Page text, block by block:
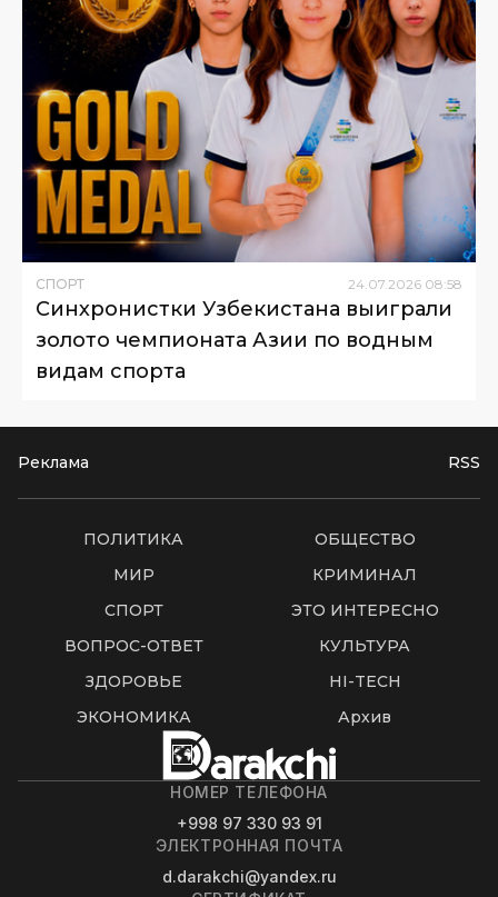
СПОРТ 24 07 2026 08:58
Синхронистки Узбекистана выиграли
золото чемпионата Азии по водным
видам спорта
Реклама RSS
ПОЛИТИКА
ОБЩЕСТВО
МИР
КРИМИНАЛ
СПОРТ
ЭТО ИНТЕРЕСНО
ВОПРОС-ОТВЕТ
КУЛЬТУРА
ЗДОРОВЬЕ
HI-TECH
ЭКОНОМИКА
Архив
НОМЕР ТЕЛЕФОНА
+998 97 330 93 91
ЭЛЕКТРОННАЯ ПОЧТА
d.darakchi@yandex.ru